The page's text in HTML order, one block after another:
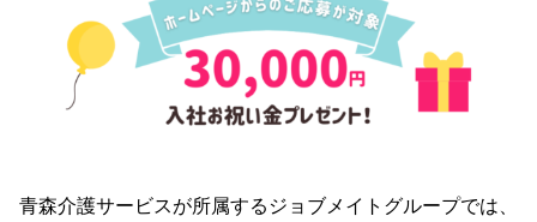
青森介護サービスが所属するジョブメイトグループでは、